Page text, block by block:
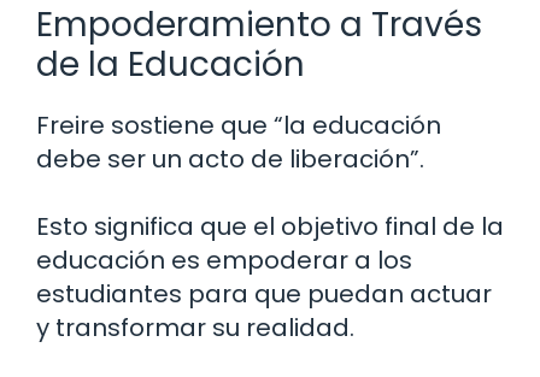
Empoderamiento a Través
de la Educación
Freire sostiene que “la educación
debe ser un acto de liberación”.
Esto significa que el objetivo final de la
educación es empoderar a los
estudiantes para que puedan actuar
y transformar su realidad.